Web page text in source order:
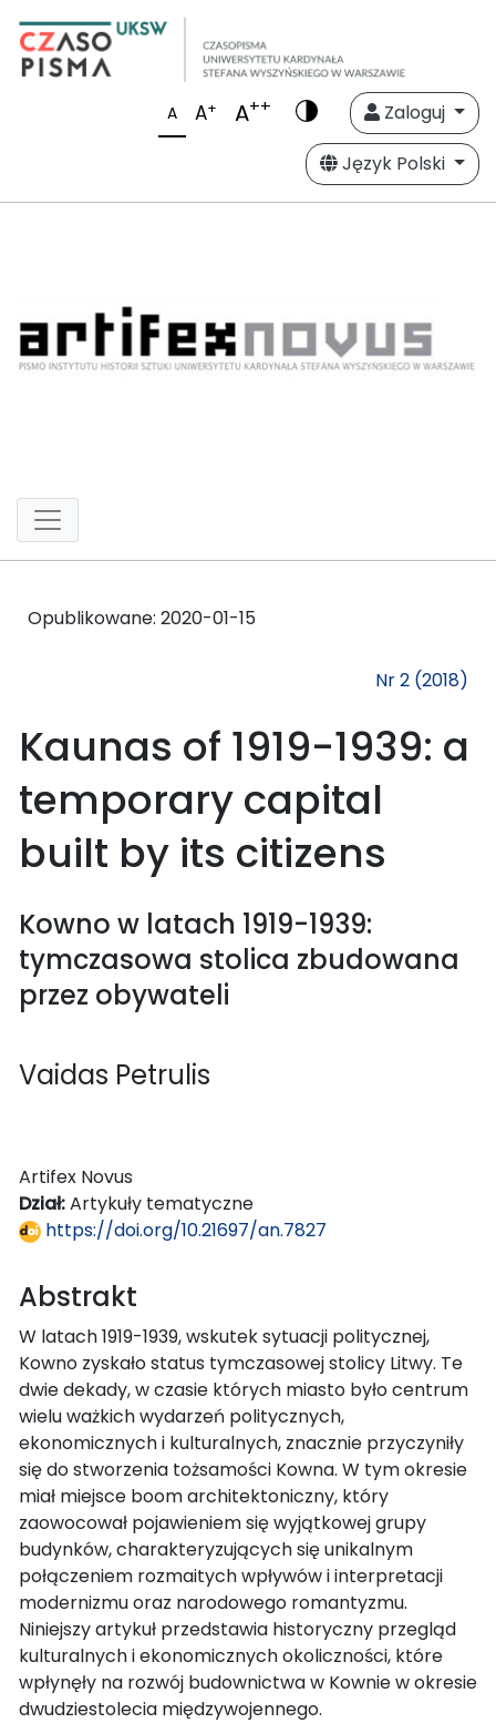
A A+ A++
Zaloguj
Język Polski
Opublikowane: 2020-01-15
Nr 2 (2018)
Kaunas of 1919-1939: a
temporary capital
built by its citizens
Kowno w latach 1919-1939:
tymczasowa stolica zbudowana
przez obywateli
Vaidas Petrulis
Artifex Novus
Dział:Artykuły tematyczne
https://doi.org/10.21697/an.7827
Abstrakt
W latach 1919-1939, wskutek sytuacji politycznej,
Kowno zyskało status tymczasowej stolicy Litwy. Te
dwie dekady, w czasie których miasto było centrum
wielu ważkich wydarzeń politycznych,
ekonomicznych i kulturalnych, znacznie przyczyniły
się do stworzenia tożsamości Kowna. W tym okresie
miał miejsce boom architektoniczny, który
zaowocował pojawieniem się wyjątkowej grupy
budynków, charakteryzujących się unikalnym
połączeniem rozmaitych wpływów i interpretacji
modernizmu oraz narodowego romantyzmu.
Niniejszy artykuł przedstawia historyczny przegląd
kulturalnych i ekonomicznych okoliczności, które
wpłynęły na rozwój budownictwa w Kownie w okresie
dwudziestolecia międzywojennego.